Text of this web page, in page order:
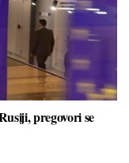
pregovori se